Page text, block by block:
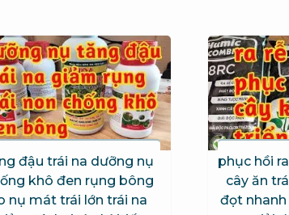
đậu trái na dưỡng nụ
khô đen rụng bông
nụ mát trái lớn trái na
phục hồi
cây ăn
đọt